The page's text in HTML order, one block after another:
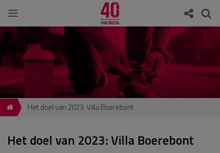
Het doel van 2023: Villa Boerebont
Het doel van 2023: Villa Boerebont